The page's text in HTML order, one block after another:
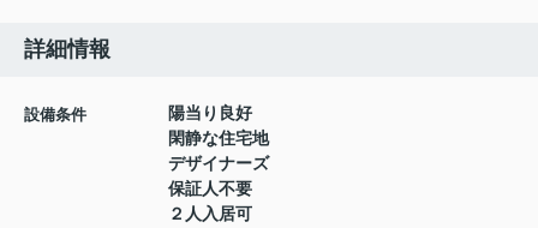
詳細情報
設備条件
陽当り良好
閑静な住宅地
デザイナーズ
保証人不要
２人入居可